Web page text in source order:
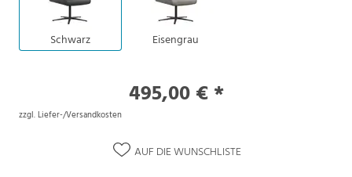
Schwarz Eisengrau
495,00 € *
zzgl. Liefer-/Versandkosten
AUF DIE WUNSCHLISTE